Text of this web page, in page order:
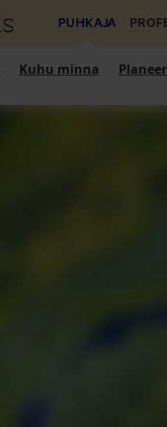
PUHKAJA
Kuhu minna